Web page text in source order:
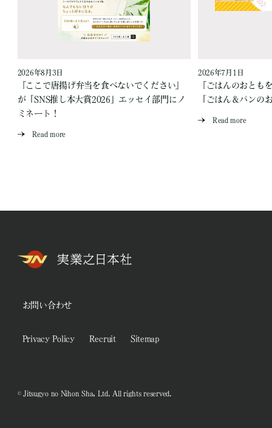
2026年8月3日
『ここで唐揚げ弁当を食べないでください』
が「SNS推し本大賞2026」エッセイ部門にノ
ミネート！
Read more
2026年7月1日
『ごはんのおとも
「ごはん＆パンの
Read more
お問い合わせ
Privacy Policy Recruit Sitemap
© Jitsugyo no Nihon Sha, Ltd. All rights reserved.